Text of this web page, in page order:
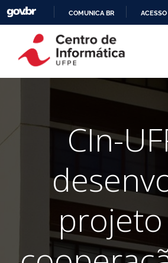
COMUNICA BR
CIn-